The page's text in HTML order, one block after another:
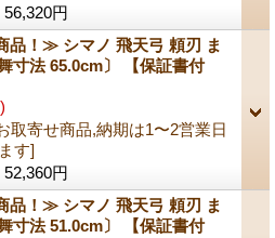
56,320円
品！≫ シマノ 飛天弓 頼刃 ま
寸法 65.0cm〕 【保証書付
取寄せ商品,納期は1〜2営業日
す]
52,360円
品！≫ シマノ 飛天弓 頼刃 ま
寸法 51.0cm〕 【保証書付